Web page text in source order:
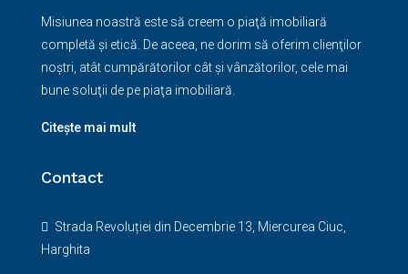
Misiunea noastră este să creem o piaţă imobiliară
completă şi etică. De aceea, ne dorim să oferim clienţilor
noştri, atât cumpărătorilor cât şi vânzătorilor, cele mai
bune soluţii de pe piaţa imobiliară.
Citește mai mult
Contact
Strada Revoluției din Decembrie 13, Miercurea Ciuc,
Harghita